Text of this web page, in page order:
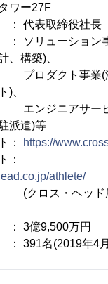
ワー27F
取締役社長
ューション事
、構築)、
事業(海外
)、
サービス事
派遣)等
：
https://
：
athlete/
ッド所属
9,500万円
名(2019年4月